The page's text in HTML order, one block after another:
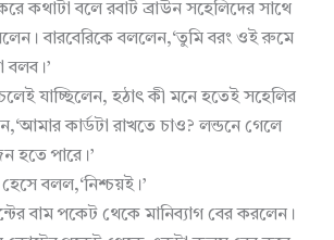
কথাটা বলে রবার্ট ব্রাউন সহেলিদের সাথে
বারবেরিকে বললেন,‘তুমি বরং ওই রুমে
বলব।’
যাচ্ছিলেন, হঠাৎ কী মনে হতেই সহেলির
কার্ডটা রাখতে চাও? লন্ডনে গেলে
হতে পারে।’
বলল,‘নিশ্চয়ই।’
বাম পকেট থেকে মানিব্যাগ বের করলেন।